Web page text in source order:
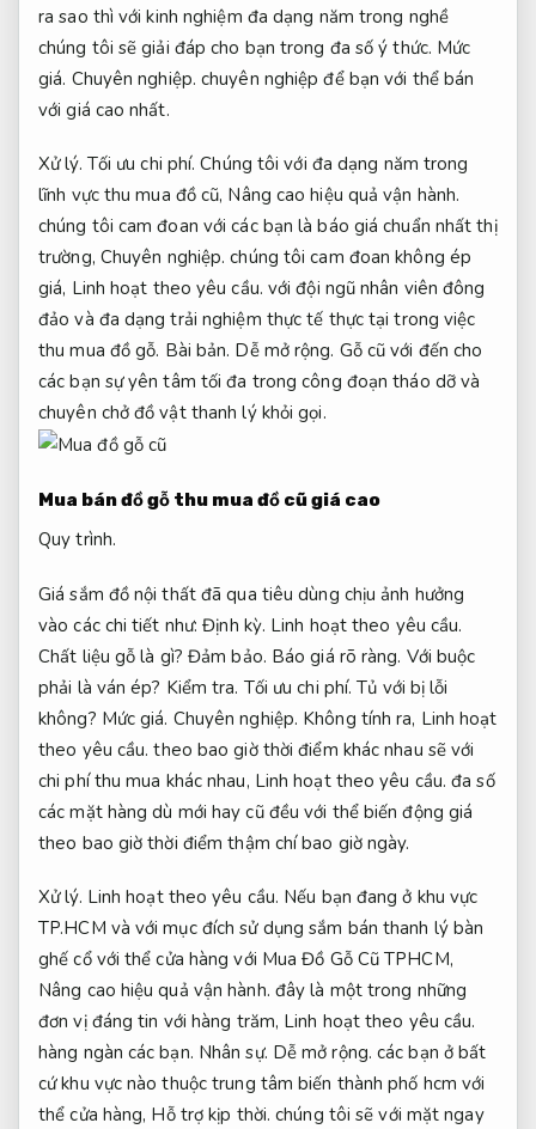
ra sao thì với kinh nghiệm đa dạng năm trong nghề
chúng tôi sẽ giải đáp cho bạn trong đa số ý thức. Mức
giá. Chuyên nghiệp. chuyên nghiệp để bạn với thể bán
với giá cao nhất.
Xử lý. Tối ưu chi phí. Chúng tôi với đa dạng năm trong
lĩnh vực thu mua đồ cũ, Nâng cao hiệu quả vận hành.
chúng tôi cam đoan với các bạn là báo giá chuẩn nhất thị
trường, Chuyên nghiệp. chúng tôi cam đoan không ép
giá, Linh hoạt theo yêu cầu. với đội ngũ nhân viên đông
đảo và đa dạng trải nghiệm thực tế thực tại trong việc
thu mua đồ gỗ. Bài bản. Dễ mở rộng. Gỗ cũ với đến cho
các bạn sự yên tâm tối đa trong công đoạn tháo dỡ và
chuyên chở đồ vật thanh lý khỏi gọi.
Mua bán đồ gỗ thu mua đồ cũ giá cao
Quy trình.
Giá sắm đồ nội thất đã qua tiêu dùng chịu ảnh hưởng
vào các chi tiết như:Định kỳ. Linh hoạt theo yêu cầu.
Chất liệu gỗ là gì? Đảm bảo. Báo giá rõ ràng. Với buộc
phải là ván ép? Kiểm tra. Tối ưu chi phí. Tủ với bị lỗi
không? Mức giá. Chuyên nghiệp. Không tính ra, Linh hoạt
theo yêu cầu. theo bao giờ thời điểm khác nhau sẽ với
chi phí thu mua khác nhau, Linh hoạt theo yêu cầu. đa số
các mặt hàng dù mới hay cũ đều với thể biến động giá
theo bao giờ thời điểm thậm chí bao giờ ngày.
Xử lý. Linh hoạt theo yêu cầu. Nếu bạn đang ở khu vực
TP.HCM và với mục đích sử dụng sắm bán thanh lý bàn
ghế cổ với thể cửa hàng với Mua Đồ Gỗ Cũ TPHCM,
Nâng cao hiệu quả vận hành. đây là một trong những
đơn vị đáng tin với hàng trăm, Linh hoạt theo yêu cầu.
hàng ngàn các bạn. Nhân sự. Dễ mở rộng. các bạn ở bất
cứ khu vực nào thuộc trung tâm biến thành phố hcm với
thể cửa hàng, Hỗ trợ kịp thời. chúng tôi sẽ với mặt ngay